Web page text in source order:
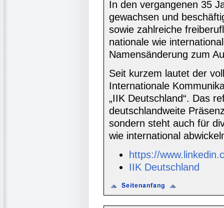
In den vergangenen 35
gewachsen und
sowie zahlreiche
nationale wie
Namensänderung zum
Seit kurzem lautet der
Internationale
„IIK Deutschland“. Das
deutschlandweite
sondern steht auch für
wie international
https://
IIK Deutschland